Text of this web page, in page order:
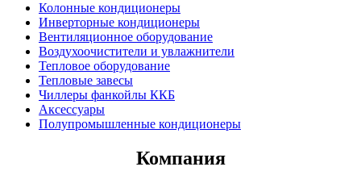
Колонные кондиционеры
Инверторные кондиционеры
Вентиляционное оборудование
Воздухоочистители и увлажнители
Тепловое оборудование
Тепловые завесы
Чиллеры фанкойлы ККБ
Аксессуары
Полупромышленные кондиционеры
Компания